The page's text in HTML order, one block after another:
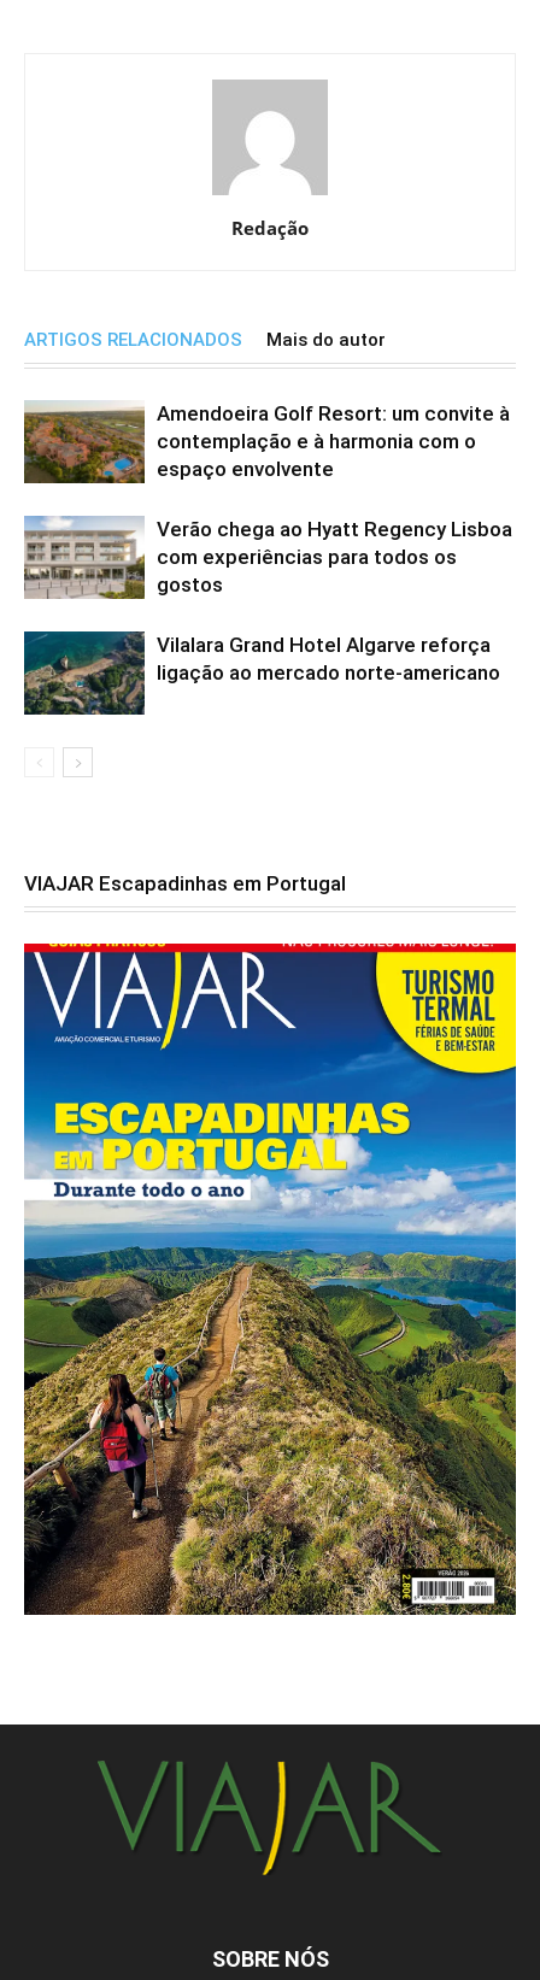
Redação
ARTIGOS RELACIONADOS Mais do autor
Amendoeira Golf Resort: um convite à
contemplação e à harmonia com o
espaço envolvente
Verão chega ao Hyatt Regency Lisboa
com experiências para todos os
gostos
Vilalara Grand Hotel Algarve reforça
ligação ao mercado norte-americano
VIAJAR Escapadinhas em Portugal
SOBRE NÓS